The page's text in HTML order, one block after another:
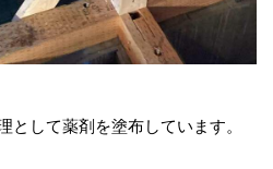
として薬剤を塗布しています。